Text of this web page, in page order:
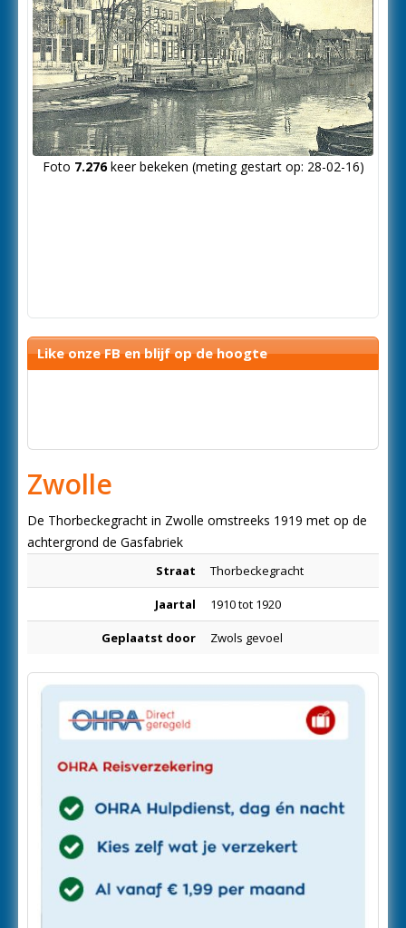
Foto 7.276keer bekeken (meting gestart op: 28-02-16)
Like onze FB en blijf op de hoogte
Zwolle
De Thorbeckegracht in Zwolle omstreeks 1919 met op de
achtergrond de Gasfabriek
Straat Thorbeckegracht
Jaartal 1910 tot 1920
Geplaatst door Zwols gevoel